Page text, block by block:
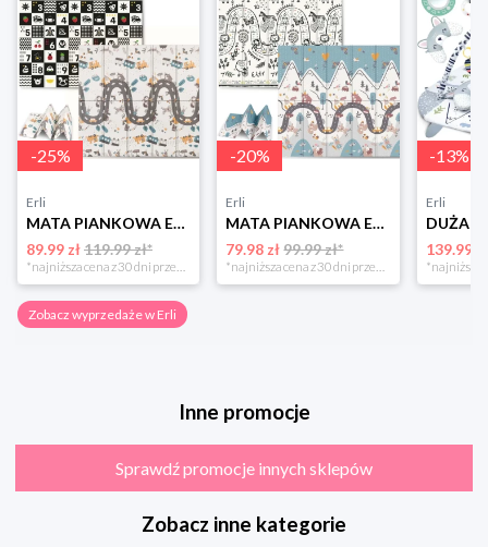
-25%
Erli
MATA PIANKOWA EDUKACYJNA SKŁADANA DLA DZIECI DUŻA 180x200 PIANKA XPE NUKIDO
89.99 zł119.99 zł*
-20%
Erli
MATA PIANKOWA EDUKACYJNA SKŁADANA DLA DZIECI DUŻA 180x200 PIANKA XPE NUKIDO
79.98 zł 99.99 zł*
-13%
Erli
139.99 zł
Zobacz wyprzedaże w Erli
Inne promocje
Sprawdź promocje innych sklepów
Zobacz inne kategorie